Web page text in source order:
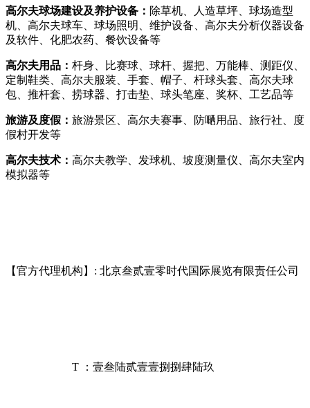
高尔夫球场建设及养护设备： 除草机、人造草坪、球场造型
机、高尔夫球车、球场照明、维护设备、高尔夫分析仪器设备
及软件、化肥农药、餐饮设备等
高尔夫用品： 杆身、比赛球、球杆、握把、万能棒、测距仪、
定制鞋类、高尔夫服装、手套、帽子、杆球头套、高尔夫球
包、推杆套、捞球器、打击垫、球头笔座、奖杯、工艺品等
旅游及度假： 旅游景区、高尔夫赛事、防嗮用品、旅行社、度
假村开发等
高尔夫技术： 高尔夫教学、发球机、坡度测量仪、高尔夫室内
模拟器等
【官方代理机构】: 北京叁贰壹零时代国际展览有限责任公司
T ：壹叁陆贰壹壹捌捌肆陆玖